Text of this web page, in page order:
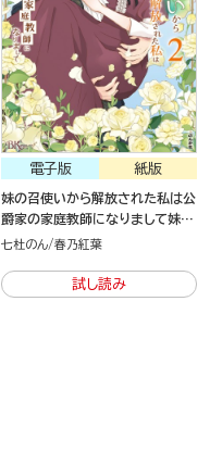
紙版
電子版
妹の召使いから解放された私は公
爵家の家庭教師になりまして妹の
召使いから解放された私は公爵家
ク版 （2）
七杜のん 春乃紅葉
試し読み